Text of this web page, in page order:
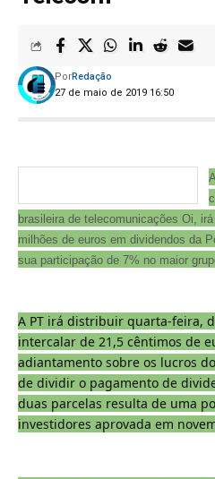
27 de maio de 2019 16:50
PorRedação
brasileira de telecomunicações Oi,
milhões de euros em dividendos da
sua participação de 7% no maior
A PT irá distribuir quarta-feira,
intercalar de 21,5 cêntimos de
adiantamento sobre os lucros
de dividir o pagamento de
duas parcelas resulta de uma
investidores aprovada em